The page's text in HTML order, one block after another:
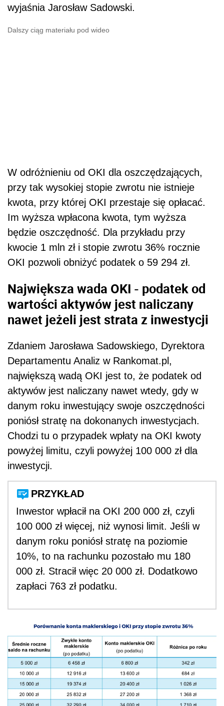
wyjaśnia Jarosław Sadowski.
Dalszy ciąg materiału pod wideo
W odróżnieniu od OKI dla oszczędzających,
przy tak wysokiej stopie zwrotu nie istnieje
kwota, przy której OKI przestaje się opłacać.
Im wyższa wpłacona kwota, tym wyższa
będzie oszczędność. Dla przykładu przy
kwocie 1 mln zł i stopie zwrotu 36% rocznie
OKI pozwoli obniżyć podatek o 59 294 zł.
Największa wada OKI - podatek od
wartości aktywów jest naliczany
nawet jeżeli jest strata z inwestycji
Zdaniem Jarosława Sadowskiego, Dyrektora
Departamentu Analiz w Rankomat.pl,
największą wadą OKI jest to, że podatek od
aktywów jest naliczany nawet wtedy, gdy w
danym roku inwestujący swoje oszczędności
poniósł stratę na dokonanych inwestycjach.
Chodzi tu o przypadek wpłaty na OKI kwoty
powyżej limitu, czyli powyżej 100 000 zł dla
inwestycji.
PRZYKŁAD
Inwestor wpłacił na OKI 200 000 zł, czyli
100 000 zł więcej, niż wynosi limit. Jeśli w
danym roku poniósł stratę na poziomie
10%, to na rachunku pozostało mu 180
000 zł. Stracił więc 20 000 zł. Dodatkowo
zapłaci 763 zł podatku.